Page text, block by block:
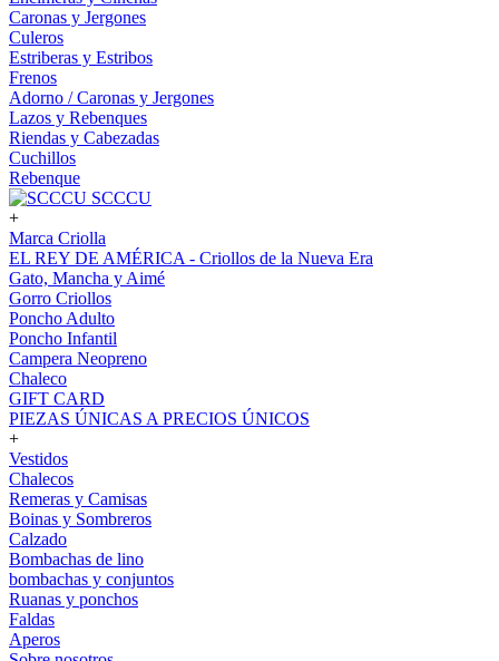
Caronas y Jergones
Culeros
Estriberas y Estribos
Frenos
Adorno / Caronas y Jergones
Lazos y Rebenques
Riendas y Cabezadas
Cuchillos
Rebenque
SCCCU
+
Marca Criolla
EL REY DE AMÉRICA - Criollos de la Nueva Era
Gato, Mancha y Aimé
Gorro Criollos
Poncho Adulto
Poncho Infantil
Campera Neopreno
Chaleco
GIFT CARD
PIEZAS ÚNICAS A PRECIOS ÚNICOS
+
Vestidos
Chalecos
Remeras y Camisas
Boinas y Sombreros
Calzado
Bombachas de lino
bombachas y conjuntos
Ruanas y ponchos
Faldas
Aperos